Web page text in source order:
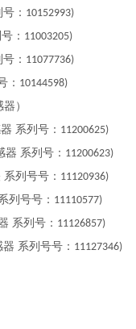
： 10152993)
： 11003205)
： 11077736)
： 10144598)
）
系列号： 11200625)
器 系列号： 11200623)
列号号： 11120936)
列号号： 11110577)
系列号： 11126857)
系列号号： 11127346)